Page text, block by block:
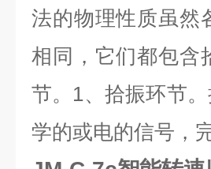
法的物理性质虽然
相同，它们都包含
节。1、拾振环节
学的或电的信号，